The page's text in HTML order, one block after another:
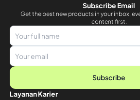
Subscribe Email
Get the best new products in your inbox,
content first.
Subscribe
Layanan Karier